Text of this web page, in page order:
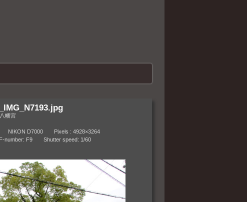
幡宮
D7000 Pixels : 4928×3264
F9 Shutter speed: 1/60